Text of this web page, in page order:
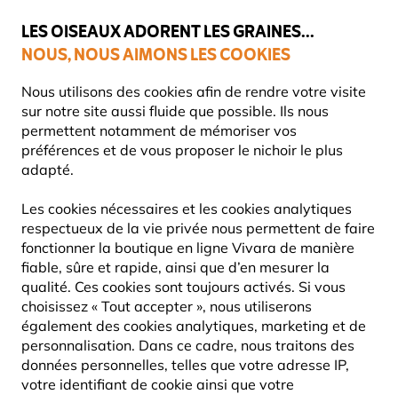
LES OISEAUX ADORENT LES GRAINES...
NOUS, NOUS AIMONS LES COOKIES
Nous utilisons des cookies afin de rendre votre visite
sur notre site aussi fluide que possible. Ils nous
permettent notamment de mémoriser vos
préférences et de vous proposer le nichoir le plus
adapté.
Les cookies nécessaires et les cookies analytiques
respectueux de la vie privée nous permettent de faire
fonctionner la boutique en ligne Vivara de manière
fiable, sûre et rapide, ainsi que d’en mesurer la
qualité. Ces cookies sont toujours activés. Si vous
choisissez « Tout accepter », nous utiliserons
également des cookies analytiques, marketing et de
personnalisation. Dans ce cadre, nous traitons des
données personnelles, telles que votre adresse IP,
votre identifiant de cookie ainsi que votre
catégories.
Très bien noté dans 11 pays
Livraison express gratuite dès 59 €
Offres Destockage
60% DE RÉDUCTION